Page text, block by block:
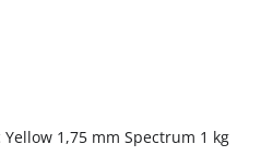
1,75 mm Spectrum 1 kg